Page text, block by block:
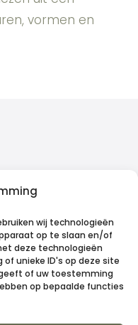
wij technologieën
op te slaan en/of
deze technologieën
unieke ID's op deze site
of uw toestemming
op bepaalde functies
vormen en